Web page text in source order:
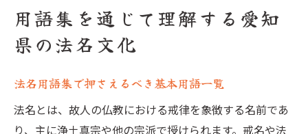
用語集を通じて理解する愛知
県の法名文化
法名用語集で押さえるべき基本用語一覧
法名とは、故人の仏教における戒律を象徴する名前であ
り、主に浄土真宗や他の宗派で授けられます。戒名や法